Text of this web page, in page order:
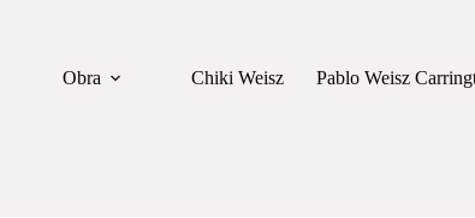
Obra Chiki Weisz Pablo Weisz